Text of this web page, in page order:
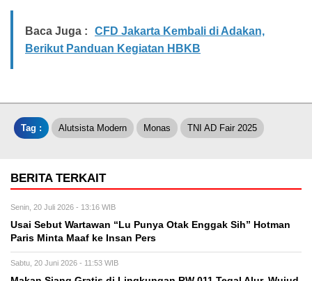
Baca Juga :
CFD Jakarta Kembali di Adakan,
Berikut Panduan Kegiatan HBKB
Tag : Alutsista Modern Monas TNI AD Fair 2025
BERITA TERKAIT
Senin, 20 Juli 2026 - 13:16 WIB
Usai Sebut Wartawan “Lu Punya Otak Enggak Sih” Hotman
Paris Minta Maaf ke Insan Pers
Sabtu, 20 Juni 2026 - 11:53 WIB